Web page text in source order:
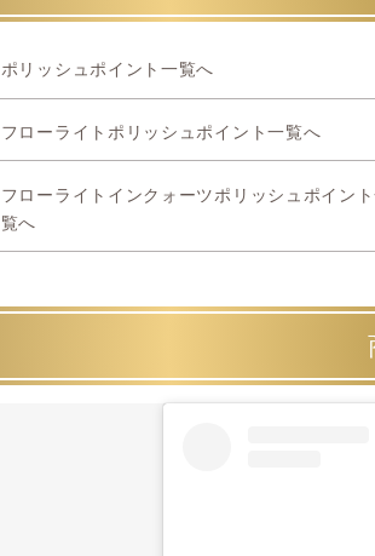
ポリッシュポイント一覧へ
フローライトポリッシュポイント一覧へ
フローライトインクォーツポリッシュポイン
覧へ